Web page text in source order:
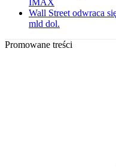
IMAX
Wall Street odwraca
mld dol.
Promowane treści